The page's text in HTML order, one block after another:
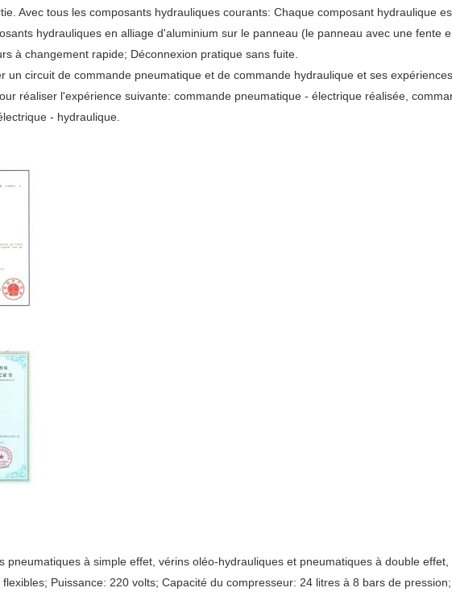
Avec tous les composants hydrauliques courants: Chaque composant hydraulique
hydrauliques en alliage d'aluminium sur le panneau (le panneau avec une fente
à changement rapide; Déconnexion pratique sans fuite.
circuit de commande pneumatique et de commande hydraulique et ses
réaliser l'expérience suivante: commande pneumatique - électrique réalisée,
- hydraulique.
à simple effet, vérins oléo-hydrauliques et pneumatiques à double
Puissance: 220 volts; Capacité du compresseur: 24 litres à 8 bars de